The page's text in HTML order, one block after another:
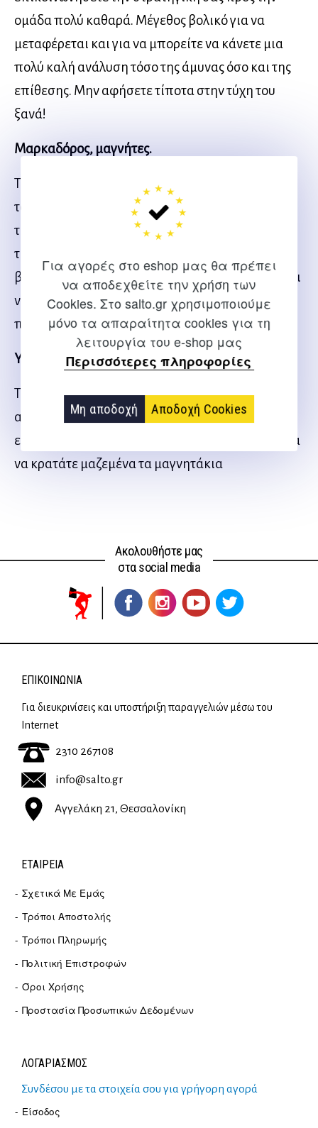
Για αγορές στο eshop μας θα πρέπει
να αποδεχθείτε την χρήση των
Cookies. Στο salto.gr χρησιμοποιούμε
μόνο τα απαραίτητα cookies για τη
λειτουργία του e-shop μας
Περισσότερες πληροφορίες
Μη αποδοχή Αποδοχή Cookies
ομάδα πολύ καθαρά. Μέγεθος βολικό για να
μεταφέρεται και για να μπορείτε να κάνετε μια
πολύ καλή ανάλυση τόσο της άμυνας όσο και της
επίθεσης. Μην αφήσετε τίποτα στην τύχη του
ξανά!
Μαρκαδόρος, μαγνήτες.
Το Σετ, περιλαμβάνει μαγνητάκια για να στήσετε
τους παίχτες σας, μαρκαδόρο για να σχεδιάσετε
τις στρατηγικές σας στο μαγνητικό ταμπλό και να
τις επικοινωνήσετε στους παίχτες σας, ενώ θα
βρείτε και χαρτιά για να γράψετε το πλάνο σας και
να το δώσετε στους βοηθούς σας ή στους παίχτες
πριν μία αλλαγή!
Υψηλή ποιότητα:
Το ντοσιέ είναι με επένδυση βινυλίου για να
αντέχει σε όλες τις κερικές συνθήκες, ενώ
εσωτερικά θα μπορείτε να βρείτε μια θηκούλα για
να κρατάτε μαζεμένα τα μαγνητάκια
Ακολουθήστε μας
στα social media
ΕΠΙΚΟΙΝΩΝΊΑ
Για διευκρινίσεις και υποστήριξη παραγγελιών μέσω του
Internet
2310 267108
info@salto.gr
Αγγελάκη 21, Θεσσαλονίκη
ΕΤΑΙΡΕΊΑ
Σχετικά Με Εμάς
Τρόποι Αποστολής
Τρόποι Πληρωμής
Πολιτική Επιστροφών
Όροι Χρήσης
Προστασία Προσωπικών Δεδομένων
ΛΟΓΑΡΙΑΣΜΟΣ
Συνδέσου με τα στοιχεία σου για γρήγορη αγορά
Είσοδος